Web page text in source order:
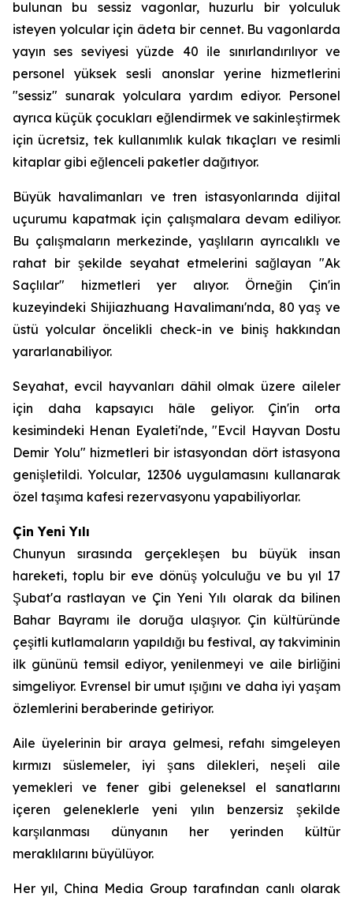
bulunan bu sessiz vagonlar, huzurlu bir yolculuk
isteyen yolcular için âdeta bir cennet. Bu vagonlarda
yayın ses seviyesi yüzde 40 ile sınırlandırılıyor ve
personel yüksek sesli anonslar yerine hizmetlerini
"sessiz" sunarak yolculara yardım ediyor. Personel
ayrıca küçük çocukları eğlendirmek ve sakinleştirmek
için ücretsiz, tek kullanımlık kulak tıkaçları ve resimli
kitaplar gibi eğlenceli paketler dağıtıyor.
Büyük havalimanları ve tren istasyonlarında dijital
uçurumu kapatmak için çalışmalara devam ediliyor.
Bu çalışmaların merkezinde, yaşlıların ayrıcalıklı ve
rahat bir şekilde seyahat etmelerini sağlayan "Ak
Saçlılar" hizmetleri yer alıyor. Örneğin Çin'in
kuzeyindeki Shijiazhuang Havalimanı'nda, 80 yaş ve
üstü yolcular öncelikli check-in ve biniş hakkından
yararlanabiliyor.
Seyahat, evcil hayvanları dâhil olmak üzere aileler
için daha kapsayıcı hâle geliyor. Çin'in orta
kesimindeki Henan Eyaleti'nde, "Evcil Hayvan Dostu
Demir Yolu" hizmetleri bir istasyondan dört istasyona
genişletildi. Yolcular, 12306 uygulamasını kullanarak
özel taşıma kafesi rezervasyonu yapabiliyorlar.
Çin Yeni Yılı
Chunyun sırasında gerçekleşen bu büyük insan
hareketi, toplu bir eve dönüş yolculuğu ve bu yıl 17
Şubat'a rastlayan ve Çin Yeni Yılı olarak da bilinen
Bahar Bayramı ile doruğa ulaşıyor. Çin kültüründe
çeşitli kutlamaların yapıldığı bu festival, ay takviminin
ilk gününü temsil ediyor, yenilenmeyi ve aile birliğini
simgeliyor. Evrensel bir umut ışığını ve daha iyi yaşam
özlemlerini beraberinde getiriyor.
Aile üyelerinin bir araya gelmesi, refahı simgeleyen
kırmızı süslemeler, iyi şans dilekleri, neşeli aile
yemekleri ve fener gibi geleneksel el sanatlarını
içeren geleneklerle yeni yılın benzersiz şekilde
karşılanması dünyanın her yerinden kültür
meraklılarını büyülüyor.
Her yıl, China Media Group tarafından canlı olarak